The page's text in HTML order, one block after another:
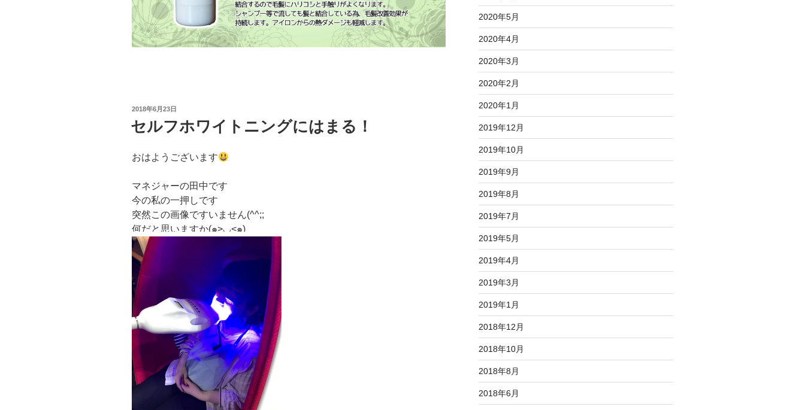
投
日:
2018年6月23日
セルフホワイトニングにはまる！
おはようございます
マネジャーの田中です
今の私の一押しです
突然この画像ですいません(^^;;
何だと思いますか(๑>◡<๑)
2020年5月
2020年4月
2020年3月
2020年2月
2020年1月
2019年12月
2019年10月
2019年9月
2019年8月
2019年7月
2019年5月
2019年4月
2019年3月
2019年1月
2018年12月
2018年10月
2018年8月
2018年6月